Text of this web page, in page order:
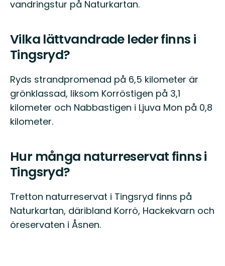
vandringstur på Naturkartan.
Vilka lättvandrade leder finns i
Tingsryd?
Ryds strandpromenad på 6,5 kilometer är
grönklassad, liksom Korröstigen på 3,1
kilometer och Nabbastigen i Ljuva Mon på 0,8
kilometer.
Hur många naturreservat finns i
Tingsryd?
Tretton naturreservat i Tingsryd finns på
Naturkartan, däribland Korrö, Hackekvarn och
öreservaten i Åsnen.